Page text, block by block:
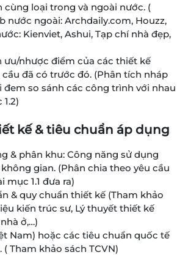
cùng loại trong và ngoài nước. (
nước ngoài: Archdaily.com, Houzz,
Kienviet, Ashui, Tạp chí nhà đẹp,
ưu/nhược điểm của các thiết kế
đã có trước đó. (Phân tích nháp
đem so sánh các công trình với nhau
kế & tiêu chuẩn áp dụng
& phân khu: Công năng sử dụng
gian. (Phân chia theo yêu cầu
mục 1.1 đưa ra)
& quy chuẩn thiết kế (Tham khảo
kiến trúc sư, Lý thuyết thiết kế
ở,…)
Nam) hoặc các tiêu chuẩn quốc tế
( Tham khảo sách TCVN)